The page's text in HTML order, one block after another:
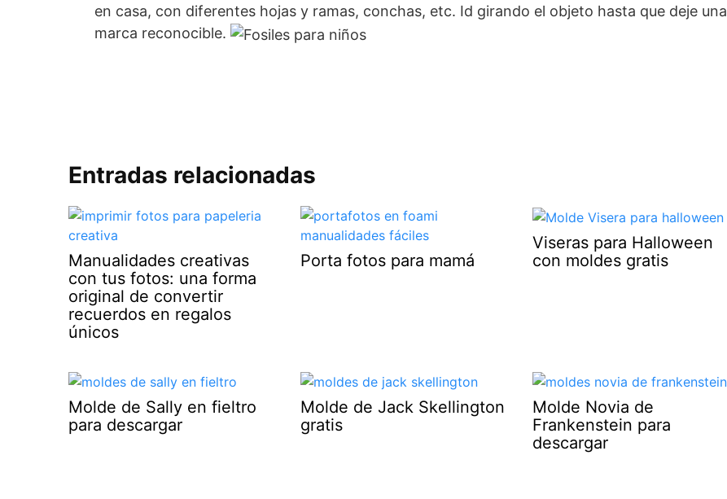
en casa, con diferentes hojas y ramas, conchas, etc. Id girando el objeto hasta que deje una
marca reconocible.
Entradas relacionadas
Manualidades creativas
con tus fotos: una forma
original de convertir
recuerdos en regalos
únicos
Porta fotos para mamá
Viseras para Halloween
con moldes gratis
Molde de Sally en fieltro
para descargar
Molde de Jack Skellington
gratis
Molde Novia de
Frankenstein para
descargar